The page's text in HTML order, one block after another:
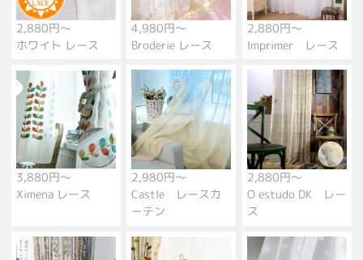
2,880円～
ホワイト レース
4,980円～
Broderie レース
2,880円～
Imprimer レース
3,880円～
Ximena レース
2,980円～
Castle レースカ
ーテン
2,880円～
O estudo DK レー
ス